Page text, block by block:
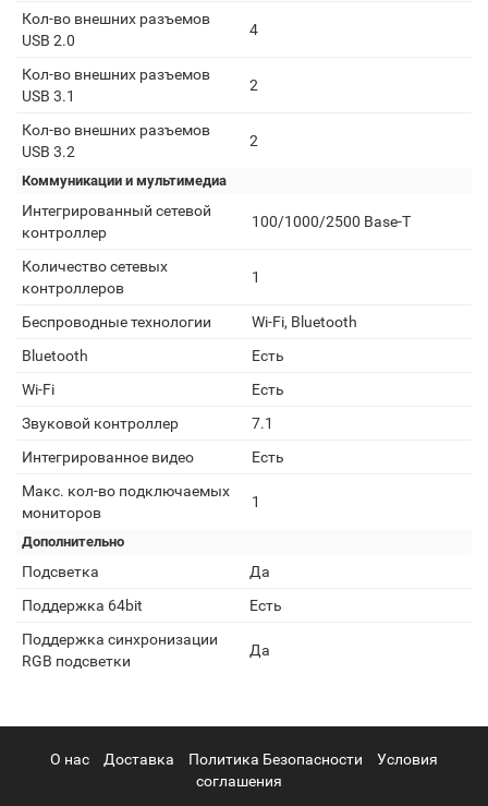
Кол-во внешних разъемов
USB 2.0
4
Кол-во внешних разъемов
USB 3.1
2
Кол-во внешних разъемов
USB 3.2
2
Коммуникации и мультимедиа
Интегрированный сетевой
контроллер
100/1000/2500 Base-T
Количество сетевых
контроллеров
1
Беспроводные технологии
Wi-Fi, Bluetooth
Bluetooth
Есть
Wi-Fi
Есть
Звуковой контроллер
7.1
Интегрированное видео
Есть
Макс. кол-во подключаемых
мониторов
1
Дополнительно
Подсветка
Да
Поддержка 64bit
Есть
Поддержка синхронизации
RGB подсветки
Да
О нас Доставка Политика Безопасности
Условия
соглашения